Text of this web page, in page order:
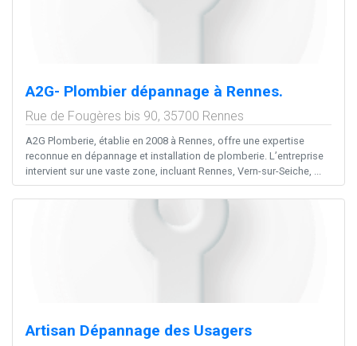
A2G- Plombier dépannage à Rennes.
Rue de Fougères bis 90, 35700 Rennes
A2G Plomberie, établie en 2008 à Rennes, offre une expertise
reconnue en dépannage et installation de plomberie. L’entreprise
intervient sur une vaste zone, incluant Rennes, Vern-sur-Seiche, ...
Artisan Dépannage des Usagers